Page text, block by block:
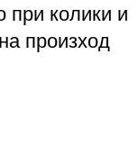
при колики и
произход